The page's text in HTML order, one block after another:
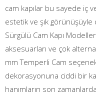
cam kapılar bu sayede iç
estetik ve şık
Sürgülü Cam Kapı
aksesuarları ve çok
mm Temperli Cam
dekorasyonuna ciddi bir
hanımların son